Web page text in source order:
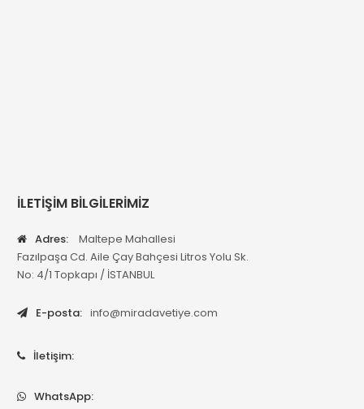
İLETİŞİM BİLGİLERİMİZ
Adres:
Maltepe Mahallesi
Fazılpaşa Cd. Aile Çay Bahçesi Litros Yolu Sk.
No: 4/1 Topkapı / İSTANBUL
E-posta: info@miradavetiye.com
İletişim:
WhatsApp: